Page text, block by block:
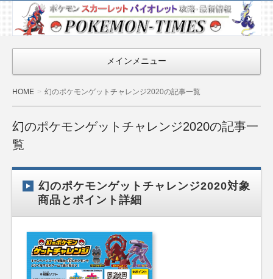
ポケモン最新
情報まとめ
『POKEMON-
TIMES』
メインメニュー
HOME 幻のポケモンゲットチャレンジ2020の記事一覧
幻のポケモンゲットチャレンジ2020の記事一
覧
幻のポケモンゲットチャレンジ2020対象
商品とポイント詳細